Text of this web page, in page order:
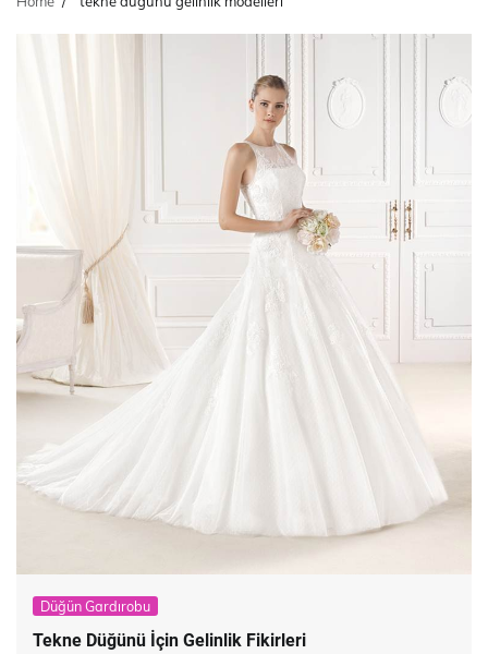
Düğün Gardırobu
Tekne Düğünü İçin Gelinlik Fikirleri